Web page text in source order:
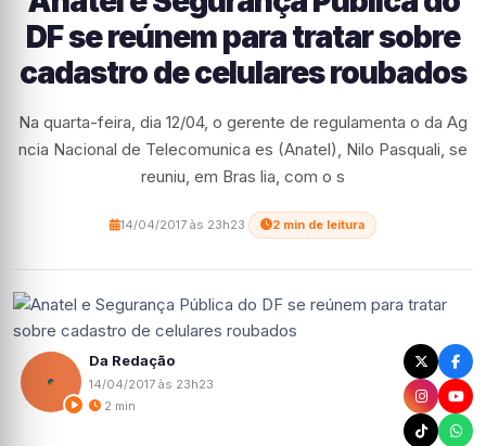
DF se reúnem para tratar sobre
cadastro de celulares roubados
Na quarta-feira, dia 12/04, o gerente de regulamenta o da Ag
ncia Nacional de Telecomunica es (Anatel), Nilo Pasquali, se
reuniu, em Bras lia, com o s
14/04/2017 às 23h23 2 min de leitura
Da Redação
14/04/2017 às 23h23
2 min